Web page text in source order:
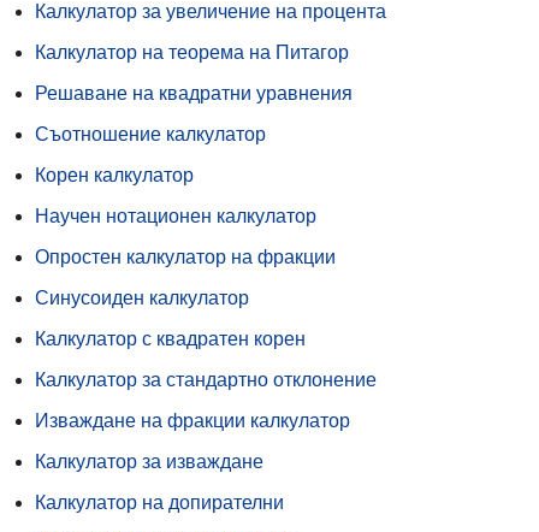
Калкулатор за увеличение на процента
Калкулатор на теорема на Питагор
Решаване на квадратни уравнения
Съотношение калкулатор
Корен калкулатор
Научен нотационен калкулатор
Опростен калкулатор на фракции
Синусоиден калкулатор
Калкулатор с квадратен корен
Калкулатор за стандартно отклонение
Изваждане на фракции калкулатор
Калкулатор за изваждане
Калкулатор на допирателни